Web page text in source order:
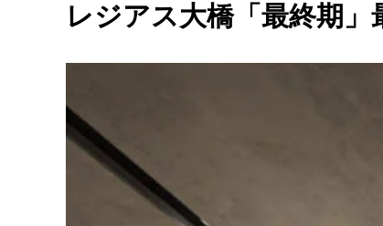
レジアス大橋「最終期」